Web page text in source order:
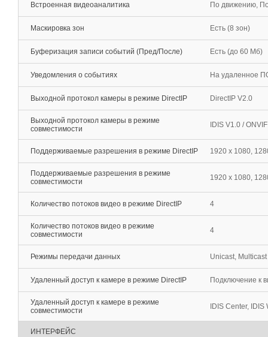
Встроенная видеоаналитика По движению,
Маскировка зон Есть (8 зон)
Буферизация записи событий (Пред/После) Есть (до 60 Мб)
Уведомления о событиях На удаленное
Выходной протокол камеры в режиме DirectIP DirectIP V2.0
Выходной протокол камеры в режиме
совместимости
IDIS V1.0 /
Поддерживаемые разрешения в режиме DirectIP 1920 x 1080,
Поддерживаемые разрешения в режиме
совместимости
1920 x 1080,
Количество потоков видео в режиме DirectIP 4
Количество потоков видео в режиме
совместимости
4
Режимы передачи данных Unicast, Multicast
Удаленный доступ к камере в режиме DirectIP Подключение к
Удаленный доступ к камере в режиме
совместимости
IDIS Center,
ИНТЕРФЕЙС